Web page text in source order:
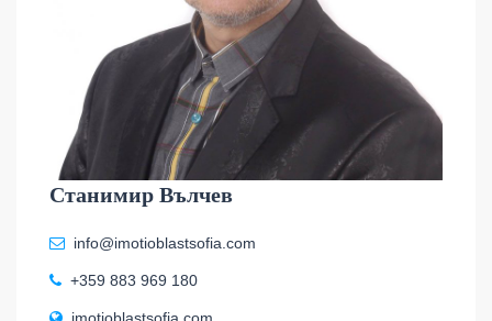
Станимир Вълчев
info@imotioblastsofia.com
+359 883 969 180